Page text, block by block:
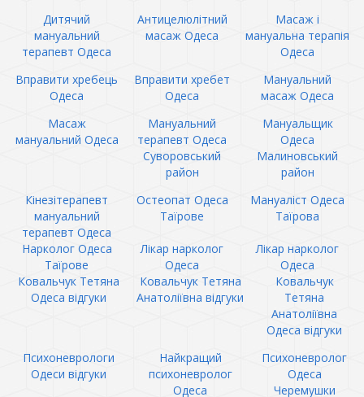
Дитячий
мануальний
терапевт Одеса
Антицелюлітний
масаж Одеса
Масаж і
мануальна терапія
Одеса
Вправити хребець
Одеса
Вправити хребет
Одеса
Мануальний
масаж Одеса
Масаж
мануальний Одеса
Мануальний
терапевт Одеса
Суворовський
район
Мануальщик
Одеса
Малиновський
район
Кінезітерапевт
мануальний
терапевт Одеса
Остеопат Одеса
Таїрове
Мануаліст Одеса
Таїрова
Нарколог Одеса
Таїрове
Лікар нарколог
Одеса
Лікар нарколог
Одеса
Ковальчук Тетяна
Одеса відгуки
Ковальчук Тетяна
Анатоліївна відгуки
Ковальчук
Тетяна
Анатоліївна
Одеса відгуки
Психоневрологи
Одеси відгуки
Найкращий
психоневролог
Одеса
Психоневролог
Одеса
Черемушки